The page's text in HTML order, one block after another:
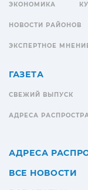
ЭКОНОМИКА
НОВОСТИ РАЙОНОВ
ЭКСПЕРТНОЕ
ГАЗЕТА
СВЕЖИЙ ВЫПУСК
АДРЕСА
АДРЕСА
ВСЕ НОВОСТИ